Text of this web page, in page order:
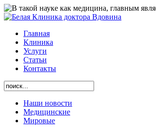
Главная
Клиника
Услуги
Статьи
Контакты
Наши новости
Медицинские
Мировые